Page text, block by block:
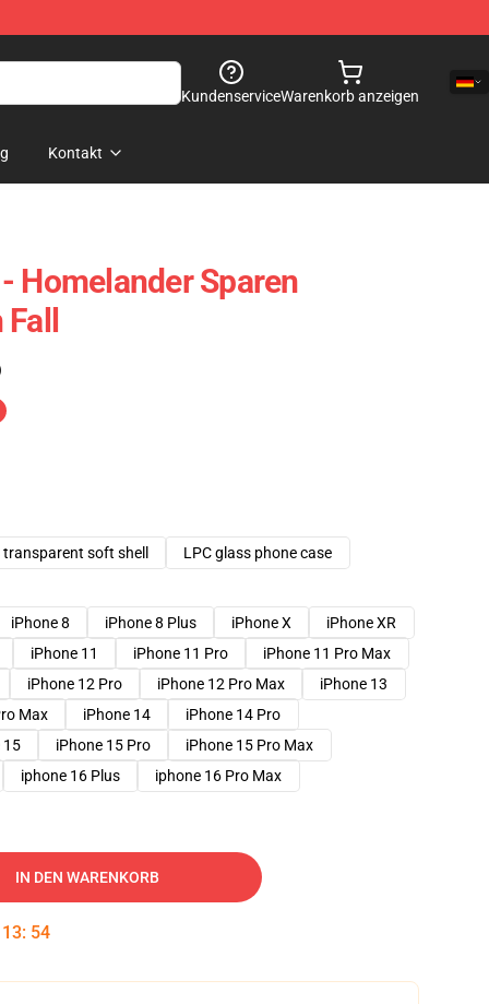
KundenserviceWarenkorb anzeigen
Kontakt
Homelander Sparen
transparent soft shell
LPC glass phone case
iPhone 8 iPhone 8 Plus iPhone X
iPhone XR
iPhone 11 iPhone 11 Pro
iPhone 11 Pro Max
iPhone 12 Pro iPhone 12 Pro Max
iPhone 13
Max iPhone 14
iPhone 14 Pro
15 iPhone 15 Pro
iPhone 15 Pro Max
iphone 16 Plus iphone 16 Pro Max
IN DEN WARENKORB
13: 54